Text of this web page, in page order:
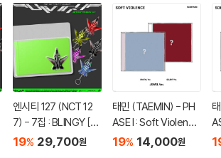
엔시티 127 (NCT 12
7) - 7집 : BLINGY [JE
T Keychain Ver.](스
19% 29,700원
태민 (TAEMIN) - PH
ASE I : Soft Violence
[JEWEL Ver.][2종 중
19% 14,000원